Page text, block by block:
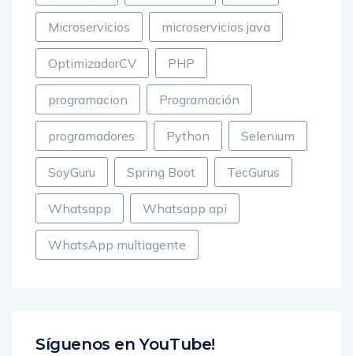
Microservicios microservicios java
OptimizadorCV PHP
programacion Programación
programadores Python Selenium
SoyGuru Spring Boot TecGurus
Whatsapp Whatsapp api
WhatsApp multiagente
Síguenos en YouTube!